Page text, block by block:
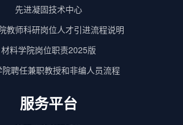
先进凝固技术中心
教师科研岗位人才引进流程说明
材料学院岗位职责2025版
聘任兼职教授和非编人员流程
服务平台